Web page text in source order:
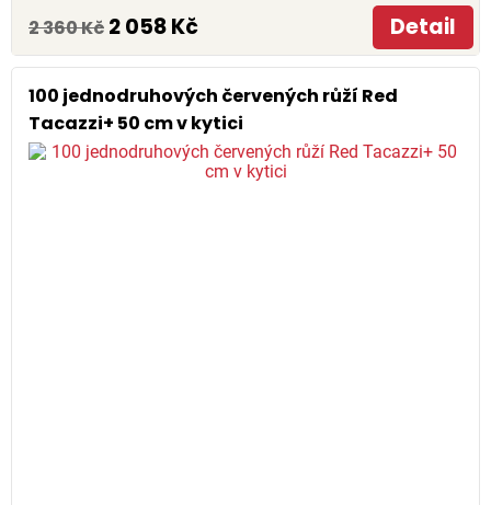
2 360 Kč 2 058 Kč Detail
100 jednodruhových červených růží Red
Tacazzi+ 50 cm v kytici